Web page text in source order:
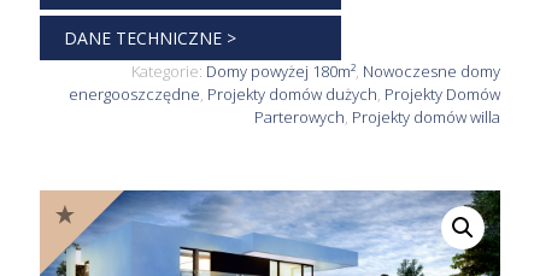
DANE TECHNICZNE >
Kategorie: Domy powyżej 180m², Nowoczesne domy
energooszczędne, Projekty domów dużych, Projekty Domów
Parterowych, Projekty domów willa